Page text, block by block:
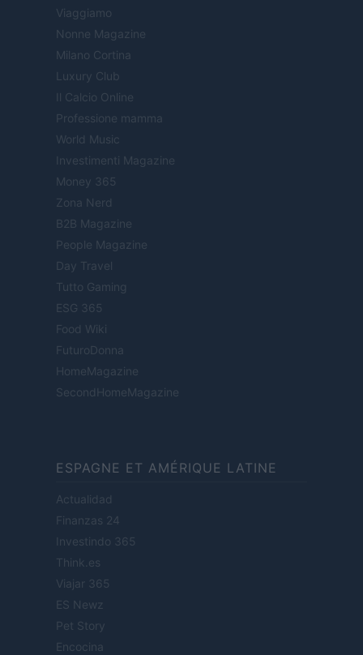
Viaggiamo
Nonne Magazine
Milano Cortina
Luxury Club
Il Calcio Online
Professione mamma
World Music
Investimenti Magazine
Money 365
Zona Nerd
B2B Magazine
People Magazine
Day Travel
Tutto Gaming
ESG 365
Food Wiki
FuturoDonna
HomeMagazine
SecondHomeMagazine
ESPAGNE ET AMÉRIQUE LATINE
Actualidad
Finanzas 24
Investindo 365
Think.es
Viajar 365
ES Newz
Pet Story
Encocina